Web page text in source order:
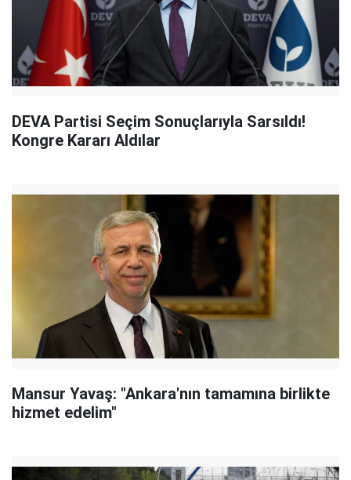
DEVA Partisi Seçim Sonuçlarıyla Sarsıldı!
Kongre Kararı Aldılar
Mansur Yavaş: "Ankara'nın tamamına birlikte
hizmet edelim"